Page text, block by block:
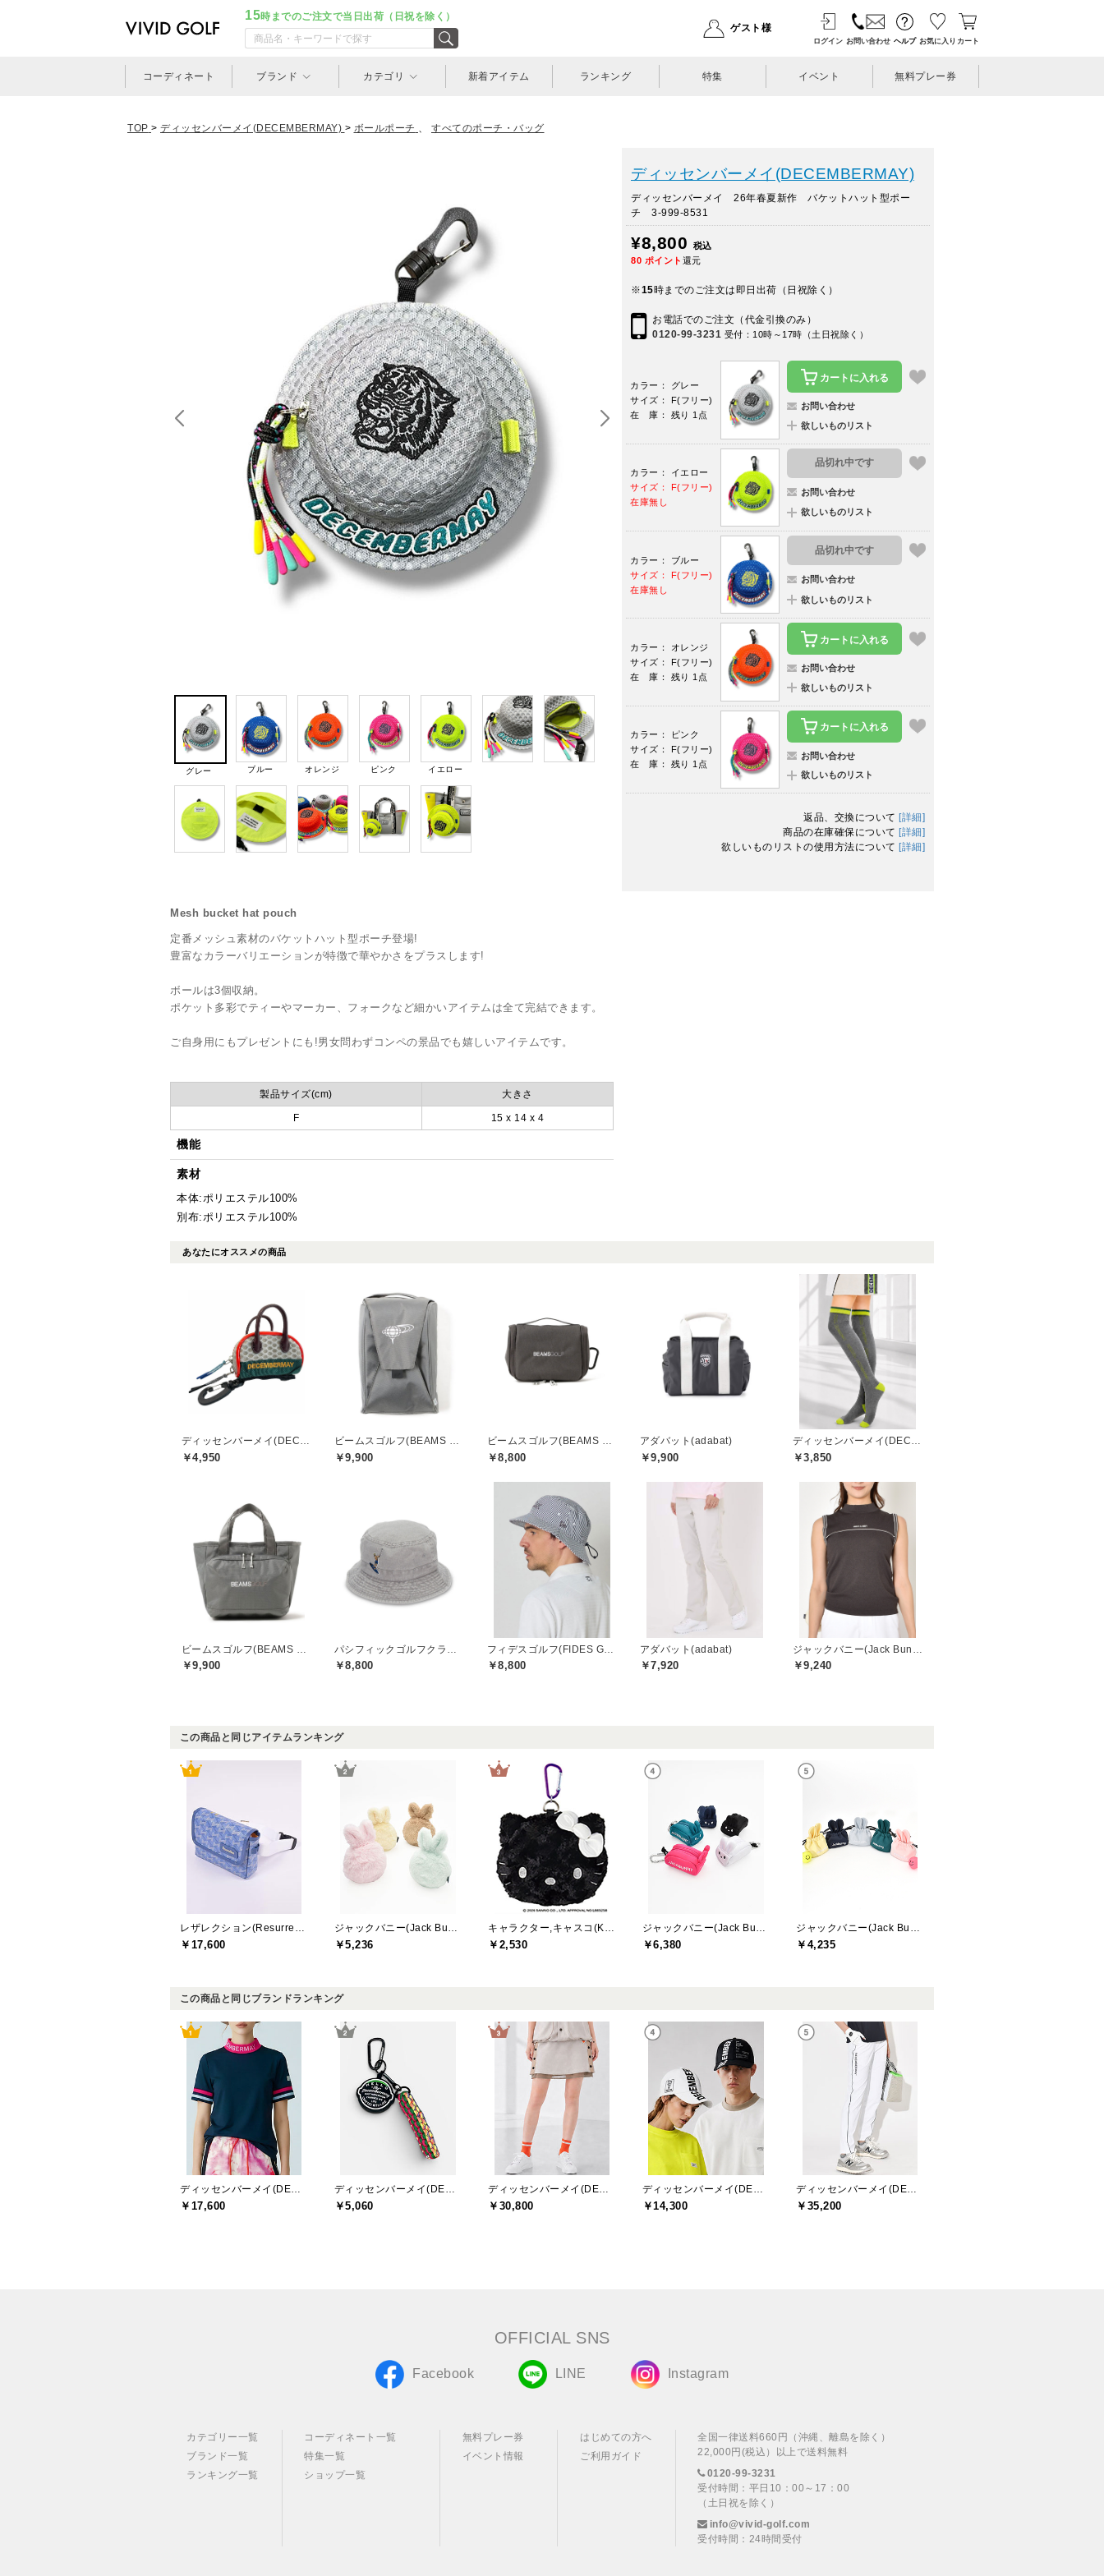
15時までのご注文で当日出荷（日祝を除く）
ゲスト様
ログイン お問い合わせ ヘルプ お気に入り カート
コーディネート ブランド カテゴリ 新着アイテム ランキング 特集 イベント 無料プレー券
TOP > ディッセンバーメイ(DECEMBERMAY) > ボールポーチ 、 すべてのポーチ・バッグ
グレー ブルー オレンジ ピンク イエロー
Mesh bucket hat pouch
定番メッシュ素材のバケットハット型ポーチ登場!
豊富なカラーバリエーションが特徴で華やかさをプラスします!
ボールは3個収納。
ポケット多彩でティーやマーカー、フォークなど細かいアイテムは全て完結できます。
ご自身用にもプレゼントにも!男女問わずコンペの景品でも嬉しいアイテムです。
製品サイズ(cm) 大きさ
F 15 x 14 x 4
機能
素材
本体:ポリエステル100%
別布:ポリエステル100%
ディッセンバーメイ(DECEMBERMAY)
ディッセンバーメイ 26年春夏新作 バケットハット型ポー
チ 3-999-8531
¥8,800
税込
80 ポイント 還元
※15時までのご注文は即日出荷（日祝除く）
お電話でのご注文（代金引換のみ）
0120-99-3231 受付：10時～17時（土日祝除く）
カラー： グレー
サイズ： F(フリー)
在 庫： 残り 1点
カートに入れる
お問い合わせ
欲しいものリスト
カラー： イエロー
サイズ： F(フリー)
在庫無し
品切れ中です
お問い合わせ
欲しいものリスト
カラー： ブルー
サイズ： F(フリー)
在庫無し
品切れ中です
お問い合わせ
欲しいものリスト
カラー： オレンジ
サイズ： F(フリー)
在 庫： 残り 1点
カートに入れる
お問い合わせ
欲しいものリスト
カラー： ピンク
サイズ： F(フリー)
在 庫： 残り 1点
カートに入れる
お問い合わせ
欲しいものリスト
返品、交換について [詳細]
商品の在庫確保について [詳細]
欲しいものリストの使用方法について [詳細]
あなたにオススメの商品
￥4,950 ￥9,900 ￥8,800
アダバット(adabat)
￥9,900 ￥3,850
￥9,900 ￥8,800 ￥8,800
アダバット(adabat)
￥7,920 ￥9,240
この商品と同じアイテムランキング
￥17,600 ￥5,236 ￥2,530 ￥6,380 ￥4,235
この商品と同じブランドランキング
￥17,600 ￥5,060 ￥30,800 ￥14,300 ￥35,200
OFFICIAL SNS
Facebook LINE Instagram
カテゴリー一覧
ブランド一覧
ランキング一覧
コーディネート一覧
特集一覧
ショップ一覧
無料プレー券
イベント情報
はじめての方へ
ご利用ガイド
全国一律送料660円（沖縄、離島を除く）
22,000円(税込）以上で送料無料
0120-99-3231
受付時間：平日10：00～17：00
（土日祝を除く）
info@vivid-golf.com
受付時間：24時間受付